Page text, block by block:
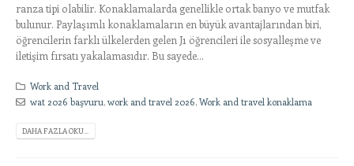
ranza tipi olabilir. Konaklamalarda genellikle ortak banyo ve mutfak
bulunur. Paylaşımlı konaklamaların en büyük avantajlarından biri,
öğrencilerin farklı ülkelerden gelen J1 öğrencileri ile sosyalleşme ve
iletişim fırsatı yakalamasıdır. Bu sayede...
Work and Travel
wat 2026 başvuru,work and travel 2026,Work and travel konaklama
DAHA FAZLA OKU...